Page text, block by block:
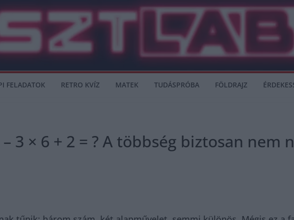
FELADATOK RETRO KVÍZ MATEK TUDÁSPRÓBA FÖLDRAJZ
3 × 6 + 2 = ? A többség biztosan nem